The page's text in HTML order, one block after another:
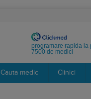
programare rapida la
7500 de medici
Cauta medic Clinici